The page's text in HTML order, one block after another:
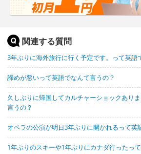
関連する質問
3年ぶりに海外旅行に行く予定です。って英語
諦めが悪いって英語でなんて言うの？
久しぶりに帰国してカルチャーショックあり
言うの？
オペラの公演が明日3年ぶりに開かれるって英
1年ぶりのスキーや1年ぶりにカナダ行ったっ